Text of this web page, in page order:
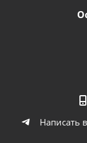
Написать